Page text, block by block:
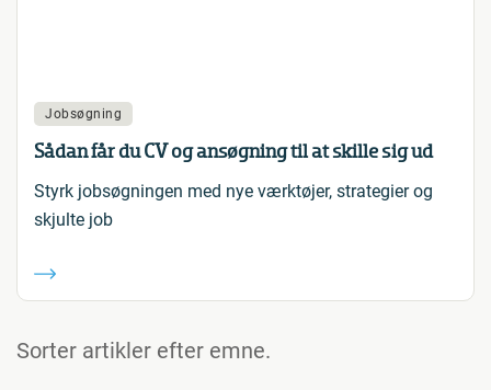
Jobsøgning
Sådan får du CV og ansøgning til at skille sig ud
Styrk jobsøgningen med nye værktøjer, strategier og
skjulte job
Sorter artikler efter emne.